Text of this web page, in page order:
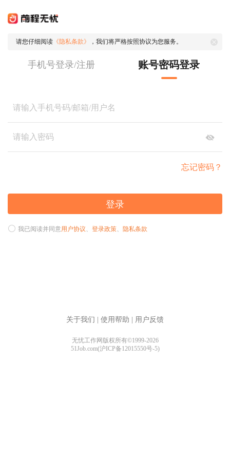
请您仔细阅读 《隐私条款》 ，我们将严格按照协议为您服务。
手机号登录/注册 账号密码登录
忘记密码？
登录
我已阅读并同意用户协议、 登录政策、 隐私条款
关于我们 使用帮助 用户反馈
无忧工作网版权所有©1999-2026
51Job.com(沪ICP备12015550号-5)